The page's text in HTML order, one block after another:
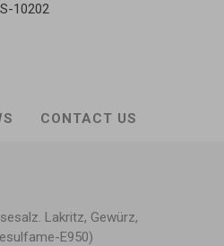
10202
CONTACT US
Lakritz, Gewürz,
E950)